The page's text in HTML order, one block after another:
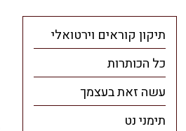
תיקון קוראים וירטואלי
כל הכותרות
עשה זאת בעצמך
תימני נט